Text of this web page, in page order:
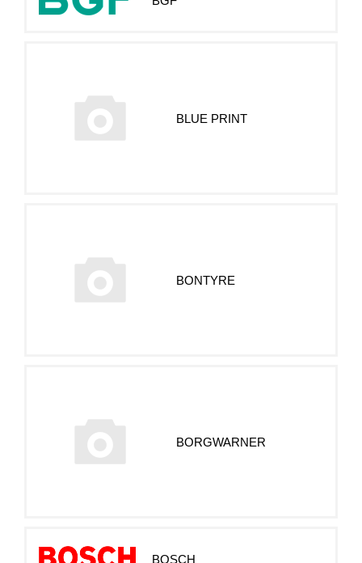
BLUE PRINT
BONTYRE
BORGWARNER
BOSCH